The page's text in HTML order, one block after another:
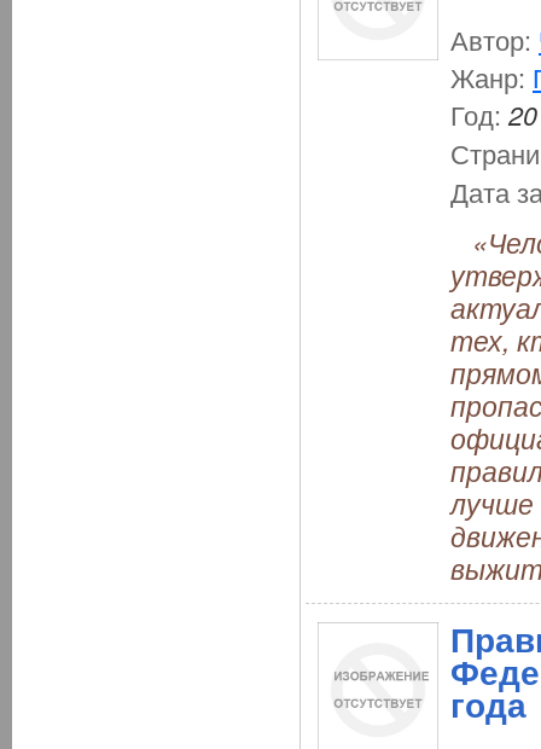
Автор:
Жанр:
Год:
Дата
тех,
лучше
года